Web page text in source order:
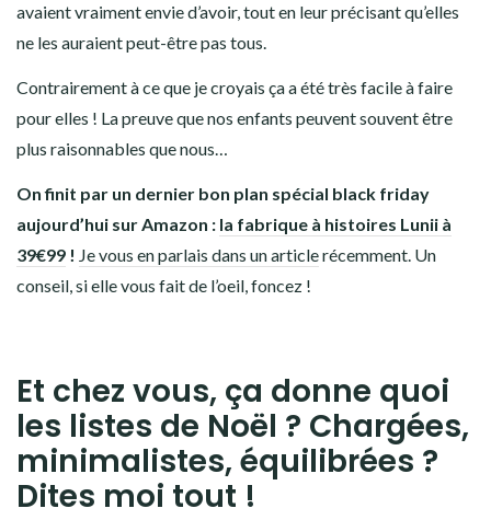
avaient vraiment envie d’avoir, tout en leur précisant qu’elles
ne les auraient peut-être pas tous.
Contrairement à ce que je croyais ça a été très facile à faire
pour elles ! La preuve que nos enfants peuvent souvent être
plus raisonnables que nous…
On finit par un dernier bon plan spécial black friday
aujourd’hui sur Amazon : la fabrique à histoires Lunii à
39€99 ! Je vous en parlais dans un articlerécemment. Un
conseil, si elle vous fait de l’oeil, foncez !
Et chez vous, ça donne quoi
les listes de Noël ? Chargées,
minimalistes, équilibrées ?
Dites moi tout !